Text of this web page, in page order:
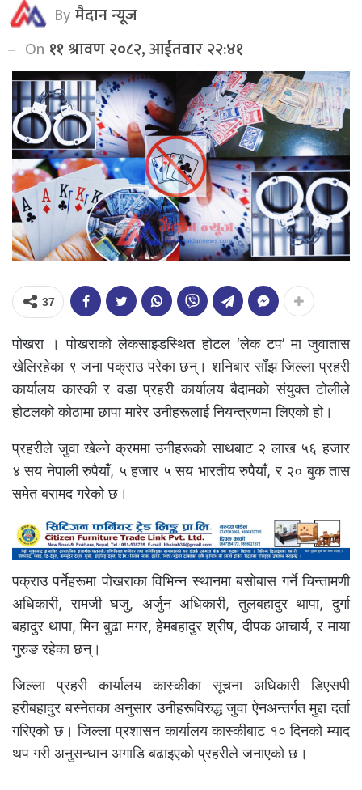
Byमैदान न्यूज
On ११ श्रावण २०८२, आईतवार २२:४१
37
पोखरा । पोखराको लेकसाइडस्थित होटल ‘लेक टप’ मा जुवातास
खेलिरहेका ९ जना पक्राउ परेका छन्। शनिबार साँझ जिल्ला प्रहरी
कार्यालय कास्की र वडा प्रहरी कार्यालय बैदामको संयुक्त टोलीले
होटलको कोठामा छापा मारेर उनीहरूलाई नियन्त्रणमा लिएको हो।
प्रहरीले जुवा खेल्ने क्रममा उनीहरूको साथबाट २ लाख ५६ हजार
४ सय नेपाली रुपैयाँ, ५ हजार ५ सय भारतीय रुपैयाँ, र २० बुक तास
समेत बरामद गरेको छ।
पक्राउ पर्नेहरूमा पोखराका विभिन्न स्थानमा बसोबास गर्ने चिन्तामणी
अधिकारी, रामजी घजु, अर्जुन अधिकारी, तुलबहादुर थापा, दुर्गा
बहादुर थापा, मिन बुढा मगर, हेमबहादुर श्रीष, दीपक आचार्य, र माया
गुरुङ रहेका छन्।
जिल्ला प्रहरी कार्यालय कास्कीका सूचना अधिकारी डिएसपी
हरीबहादुर बस्नेतका अनुसार उनीहरूविरुद्ध जुवा ऐनअन्तर्गत मुद्दा दर्ता
गरिएको छ। जिल्ला प्रशासन कार्यालय कास्कीबाट १० दिनको म्याद
थप गरी अनुसन्धान अगाडि बढाइएको प्रहरीले जनाएको छ।